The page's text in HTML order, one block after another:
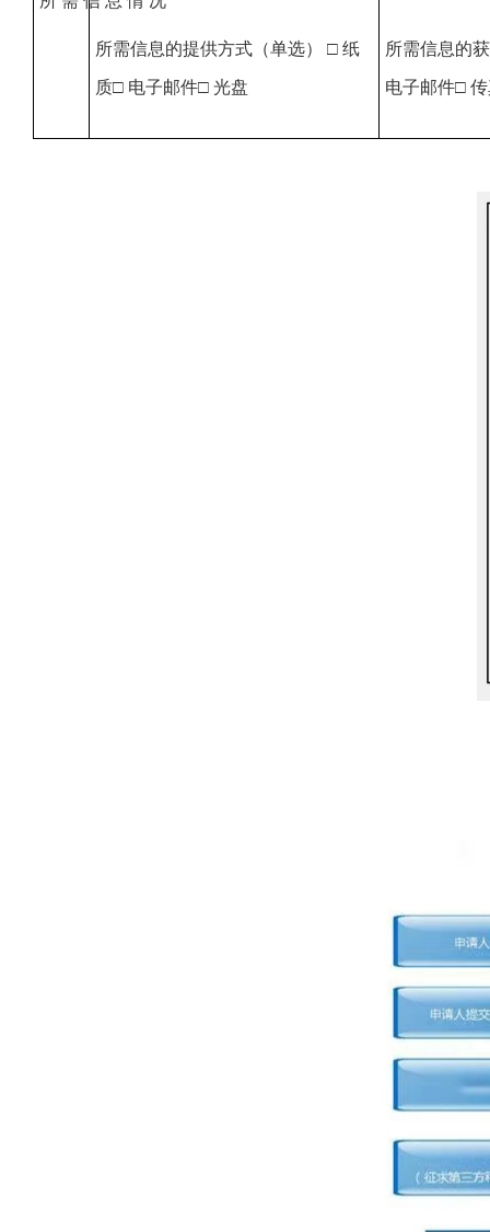
所需信息的提供方式（单选） □ 纸
质□ 电子邮件□ 光盘
所需信息的
电子邮件□